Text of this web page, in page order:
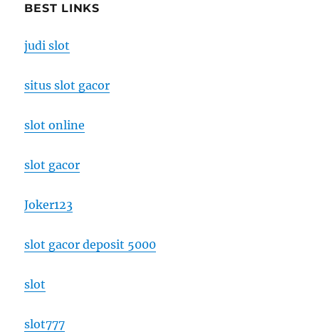
BEST LINKS
judi slot
situs slot gacor
slot online
slot gacor
Joker123
slot gacor deposit 5000
slot
slot777